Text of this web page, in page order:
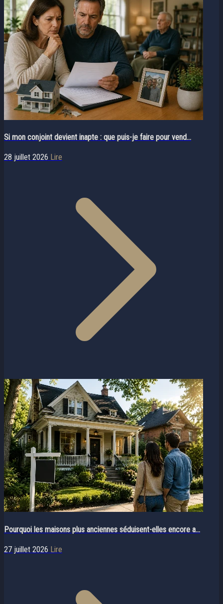
Si mon conjoint devient inapte : que puis-je faire pour vend...
28 juillet 2026 Lire
Pourquoi les maisons plus anciennes séduisent-elles encore a...
27 juillet 2026 Lire